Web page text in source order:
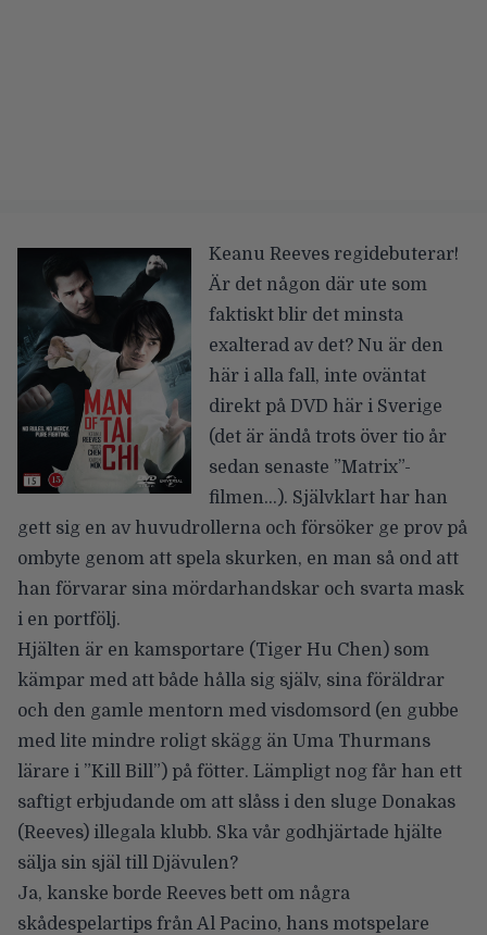
Keanu Reeves regidebuterar!
Är det någon där ute som
faktiskt blir det minsta
exalterad av det? Nu är den
här i alla fall, inte oväntat
direkt på DVD här i Sverige
(det är ändå trots över tio år
sedan senaste ”Matrix”-
filmen…). Självklart har han
gett sig en av huvudrollerna och försöker ge prov på
ombyte genom att spela skurken, en man så ond att
han förvarar sina mördarhandskar och svarta mask
i en portfölj.
Hjälten är en kamsportare (Tiger Hu Chen) som
kämpar med att både hålla sig själv, sina föräldrar
och den gamle mentorn med visdomsord (en gubbe
med lite mindre roligt skägg än Uma Thurmans
lärare i ”Kill Bill”) på fötter. Lämpligt nog får han ett
saftigt erbjudande om att slåss i den sluge Donakas
(Reeves) illegala klubb. Ska vår godhjärtade hjälte
sälja sin själ till Djävulen?
Ja, kanske borde Reeves bett om några
skådespelartips från Al Pacino, hans motspelare